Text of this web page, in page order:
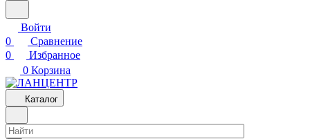
Войти
0
Сравнение
0
Избранное
0 Корзина
Каталог